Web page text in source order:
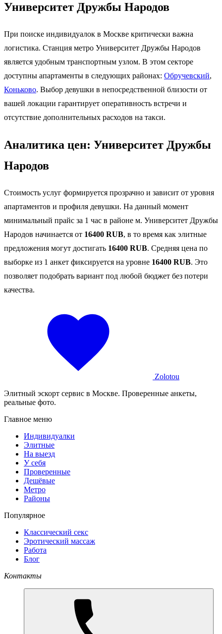
Университет Дружбы Народов
При поиске индивидуалок в Москве критически важна
логистика. Станция метро Университет Дружбы Народов
является удобным транспортным узлом. В этом секторе
доступны апартаменты в следующих районах: Обручевский,
Коньково. Выбор девушки в непосредственной близости от
вашей локации гарантирует оперативность встречи и
отсутствие дополнительных расходов на такси.
Аналитика цен: Университет Дружбы
Народов
Стоимость услуг формируется прозрачно и зависит от уровня
апартаментов и профиля девушки. На данный момент
минимальный прайс за 1 час в районе м. Университет Дружбы
Народов начинается от 16400 RUB, в то время как элитные
предложения могут достигать 16400 RUB. Средняя цена по
выборке из 1 анкет фиксируется на уровне 16400 RUB. Это
позволяет подобрать вариант под любой бюджет без потери
качества.
Zolotou
Элитный эскорт сервис в Москве. Проверенные анкеты,
реальные фото.
Главное меню
Индивидуалки
Элитные
На выезд
У себя
Проверенные
Дешёвые
Метро
Районы
Популярное
Классический секс
Эротический массаж
Работа
Блог
Контакты